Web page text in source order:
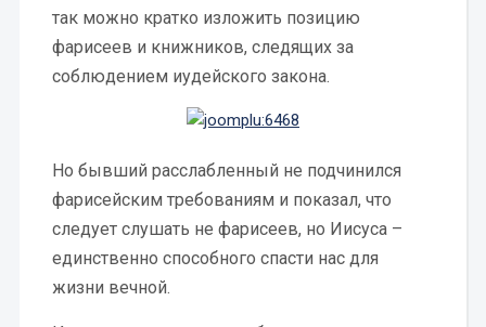
так можно кратко изложить позицию
фарисеев и книжников, следящих за
соблюдением иудейского закона.
Но бывший расслабленный не подчинился
фарисейским требованиям и показал, что
следует слушать не фарисеев, но Иисуса –
единственно способного спасти нас для
жизни вечной.